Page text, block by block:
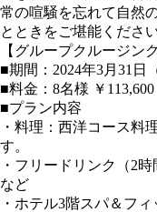
常の喧騒を忘れて自然
とときをご堪能ください
【グループクルージン
■期間：2024年3月31日
■料金：8名様 ￥
■プラン内容
・料理：西洋コース料
す。
・フリードリンク（2
など
・ホテル3階スパ＆フ